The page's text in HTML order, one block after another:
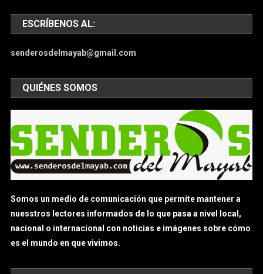
ESCRÍBENOS AL:
senderosdelmayab@gmail.com
QUIÉNES SOMOS
Somos un medio de comunicación que permite mantener a
nuesstros lectores informados de lo que pasa a nivel local,
nacional o internacional con noticias e imágenes sobre cómo
es el mundo en que vivimos.